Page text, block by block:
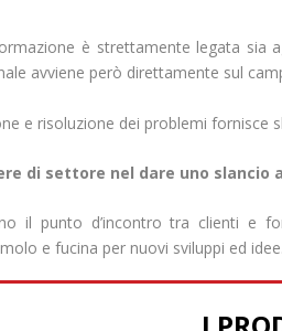
è strettamente legata sia
avviene però direttamente sul
e risoluzione dei problemi fornisce
di settore nel dare uno slancio
il punto d’incontro tra clienti e
e fucina per nuovi sviluppi ed idee.